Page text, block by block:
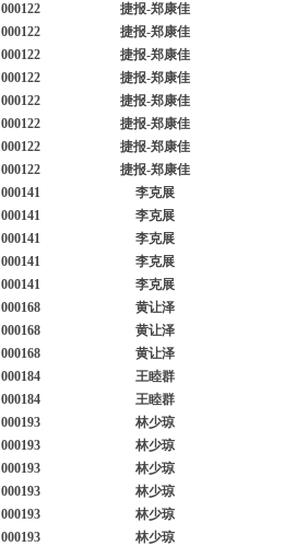
000122
捷报-郑康佳
000122
捷报-郑康佳
000122
捷报-郑康佳
000122
捷报-郑康佳
000122
捷报-郑康佳
000122
捷报-郑康佳
000122
捷报-郑康佳
000122
捷报-郑康佳
000141
李克展
000141
李克展
000141
李克展
000141
李克展
000141
李克展
000168
黄让泽
000168
黄让泽
000168
黄让泽
000184
王睦群
000184
王睦群
000193
林少琼
000193
林少琼
000193
林少琼
000193
林少琼
000193
林少琼
000193
林少琼